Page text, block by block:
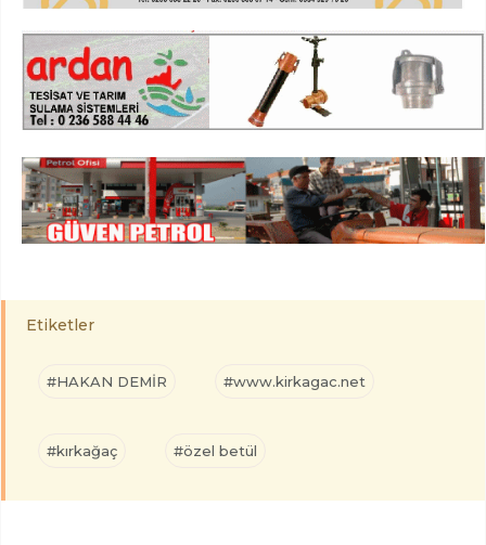
Etiketler
#HAKAN DEMİR #www.kirkagac.net
#kırkağaç #özel betül